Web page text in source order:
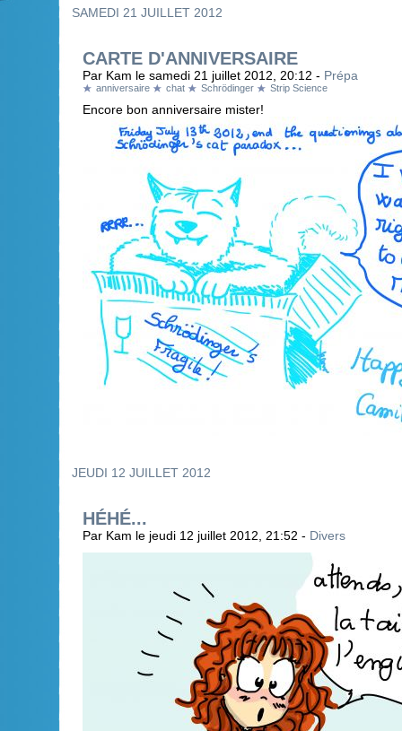
SAMEDI 21 JUILLET 2012
CARTE D'ANNIVERSAIRE
Par Kam le samedi 21 juillet 2012, 20:12 - Prépa
anniversaire chat Schrödinger Strip Science
Encore bon anniversaire mister!
JEUDI 12 JUILLET 2012
HÉHÉ...
Par Kam le jeudi 12 juillet 2012, 21:52 - Divers